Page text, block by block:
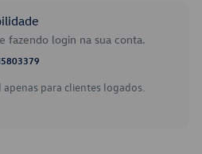
fazendo login na sua conta.
para clientes logados.